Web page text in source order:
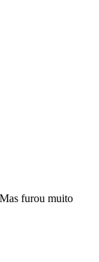
furou muito